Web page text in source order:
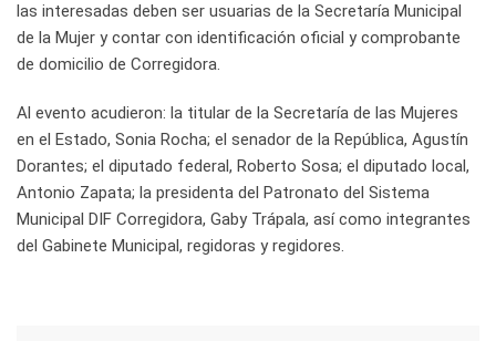
las interesadas deben ser usuarias de la Secretaría Municipal
de la Mujer y contar con identificación oficial y comprobante
de domicilio de Corregidora.
Al evento acudieron: la titular de la Secretaría de las Mujeres
en el Estado, Sonia Rocha; el senador de la República, Agustín
Dorantes; el diputado federal, Roberto Sosa; el diputado local,
Antonio Zapata; la presidenta del Patronato del Sistema
Municipal DIF Corregidora, Gaby Trápala, así como integrantes
del Gabinete Municipal, regidoras y regidores.